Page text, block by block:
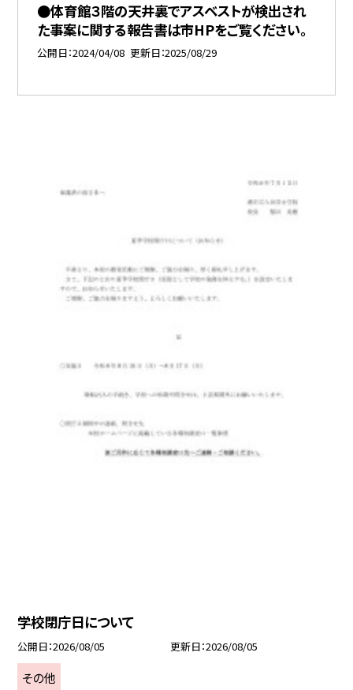
●体育館３階の天井裏でアスベストが検出され
た事案に関する報告書は市HPをご覧ください。
公開日 2024/04/08 更新日 2025/08/29
学校閉庁日について
公開日 2026/08/05 更新日 2026/08/05
その他